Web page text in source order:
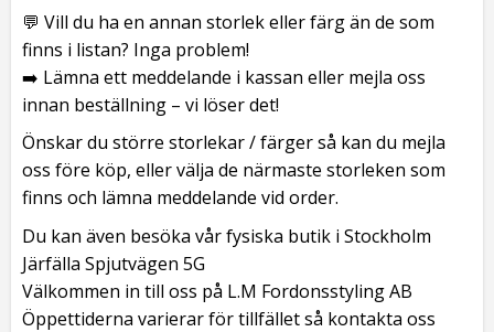
💬 Vill du ha en annan storlek eller färg än de som
finns i listan? Inga problem!
➡️ Lämna ett meddelande i kassan eller mejla oss
innan beställning – vi löser det!
Önskar du större storlekar / färger så kan du mejla
oss före köp, eller välja de närmaste storleken som
finns och lämna meddelande vid order.
Du kan även besöka vår fysiska butik i Stockholm
Järfälla Spjutvägen 5G
Välkommen in till oss på L.M Fordonsstyling AB
Öppettiderna varierar för tillfället så kontakta oss